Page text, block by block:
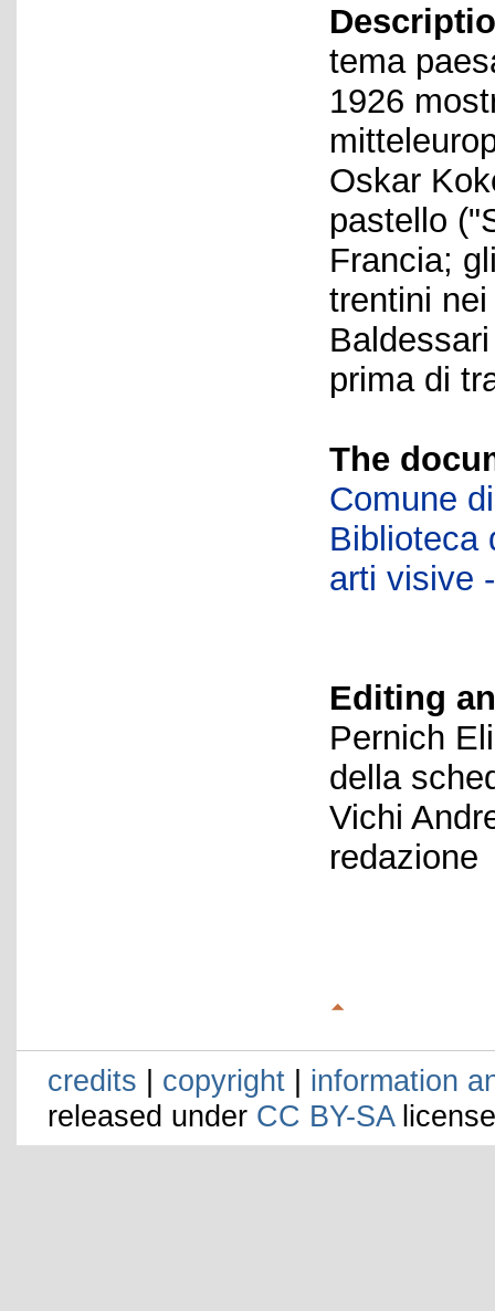
tema
1926
Oskar
pastello
Francia;
trentini
prima di
The
Comune
Biblioteca
arti visive
Editing
Pernich
della
Vichi
redazione
credits | copyright | information
released under CC BY-SA